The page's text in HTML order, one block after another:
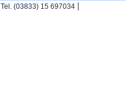
Tel. (03833) 15 697034 |